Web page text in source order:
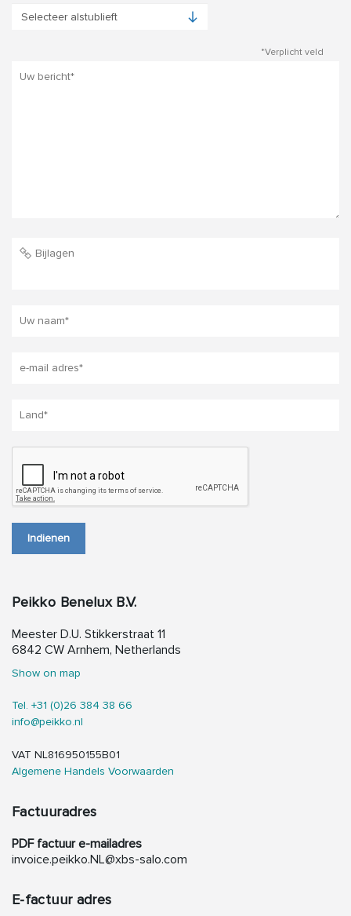
*Verplicht veld
Bijlagen
Indienen
Peikko Benelux B.V.
Meester D.U. Stikkerstraat 11
6842 CW Arnhem, Netherlands
Show on map
Tel. +31 (0)26 384 38 66
info@peikko.nl
VAT NL816950155B01
Algemene Handels Voorwaarden
Factuuradres
PDF factuur e-mailadres
invoice.peikko.NL@xbs-salo.com
E-factuur adres